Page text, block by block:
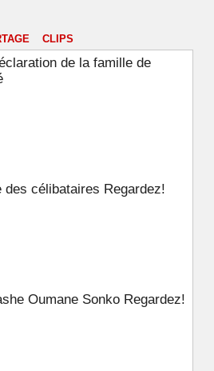
CLIPS
de la famille de
célibataires Regardez!
Oumane Sonko Regardez!